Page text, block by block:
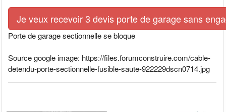
Je veux recevoir 3 devis porte de garage sans
Porte de garage sectionnelle se bloque
Source google image: https://files.forumconstruire.com/cable-
detendu-porte-sectionnelle-fusible-saute-922229dscn0714.jpg